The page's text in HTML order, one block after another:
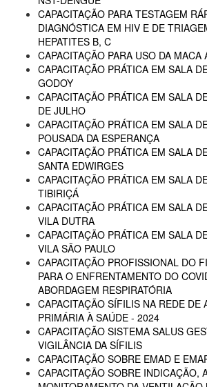
CAPACITAÇÃO PARA TESTAGEM
DIAGNÓSTICA EM HIV E DE
HEPATITES B, C
CAPACITAÇÃO PARA USO DA MACA
CAPACITAÇÃO PRÁTICA EM SALA
GODOY
CAPACITAÇÃO PRÁTICA EM SALA
DE JULHO
CAPACITAÇÃO PRÁTICA EM SALA
POUSADA DA ESPERANÇA
CAPACITAÇÃO PRÁTICA EM SALA
SANTA EDWIRGES
CAPACITAÇÃO PRÁTICA EM SALA
TIBIRIÇÁ
CAPACITAÇÃO PRÁTICA EM SALA
VILA DUTRA
CAPACITAÇÃO PRÁTICA EM SALA
VILA SÃO PAULO
CAPACITAÇÃO PROFISSIONAL DO
PARA O ENFRENTAMENTO DO
ABORDAGEM RESPIRATÓRIA
CAPACITAÇÃO SÍFILIS NA REDE DE
PRIMÁRIA À SAÚDE - 2024
CAPACITAÇÃO SISTEMA SALUS
VIGILÂNCIA DA SÍFILIS
CAPACITAÇÃO SOBRE EMAD E
CAPACITAÇÃO SOBRE INDICAÇÃO,